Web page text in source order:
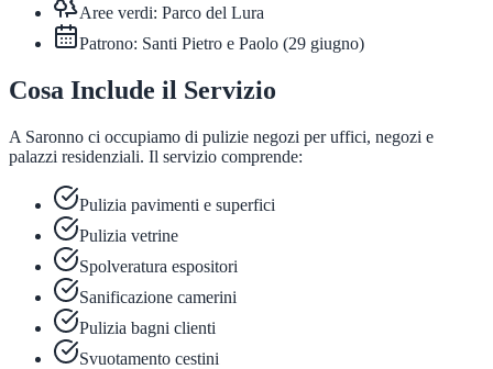
Aree verdi: Parco del Lura
Patrono: Santi Pietro e Paolo (29 giugno)
Cosa Include il Servizio
A Saronno ci occupiamo di pulizie negozi per uffici, negozi e
palazzi residenziali. Il servizio comprende:
Pulizia pavimenti e superfici
Pulizia vetrine
Spolveratura espositori
Sanificazione camerini
Pulizia bagni clienti
Svuotamento cestini